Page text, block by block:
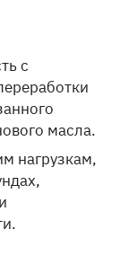
с
масла.
нагрузкам,